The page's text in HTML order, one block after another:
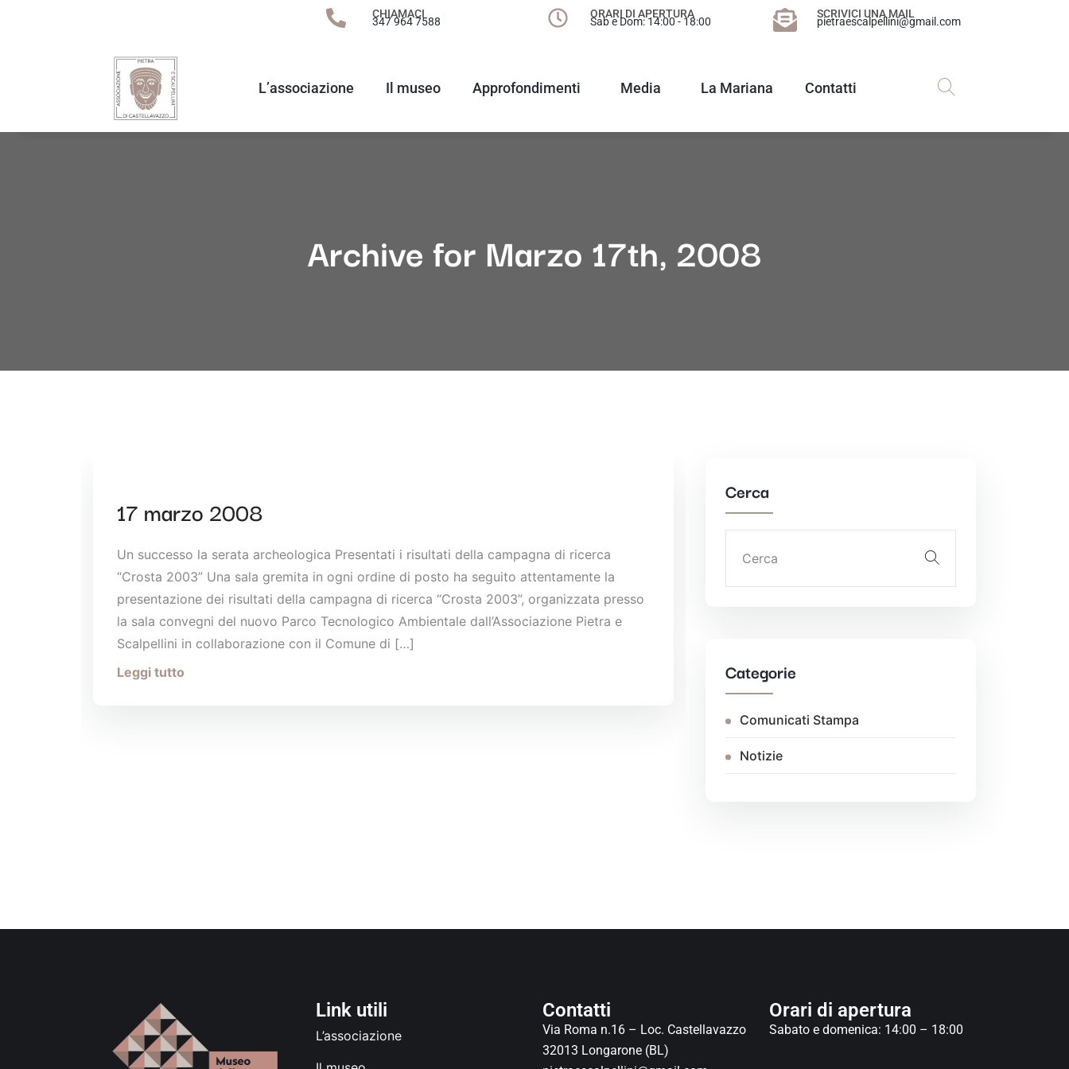
CHIAMACI
347 964 7588
ORARI DI APERTURA
Sab e Dom: 14:00 - 18:00
SCRIVICI UNA MAIL
pietraescalpellini@gmail.com
L’associazione Il museo Approfondimenti Media La Mariana Contatti
Archive for Marzo 17th, 2008
17 marzo 2008
Un successo la serata archeologica Presentati i risultati della campagna di ricerca
“Crosta 2003” Una sala gremita in ogni ordine di posto ha seguito attentamente la
presentazione dei risultati della campagna di ricerca “Crosta 2003”, organizzata presso
la sala convegni del nuovo Parco Tecnologico Ambientale dall’Associazione Pietra e
Scalpellini in collaborazione con il Comune di […]
Leggi tutto
Cerca
Categorie
Comunicati Stampa
Notizie
Link utili
L’associazione
Contatti
Via Roma n.16 – Loc. Castellavazzo
32013 Longarone (BL)
Orari di apertura
Sabato e domenica: 14:00 – 18:00